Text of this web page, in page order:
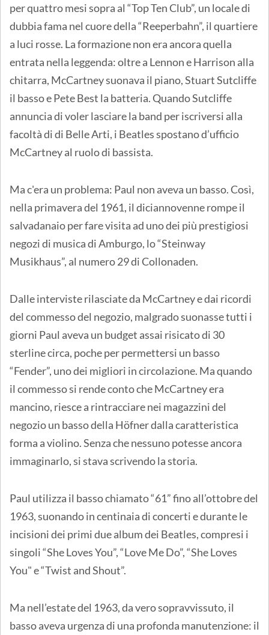
per quattro mesi sopra al “Top Ten Club”, un locale di
dubbia fama nel cuore della “Reeperbahn”, il quartiere
a luci rosse. La formazione non era ancora quella
entrata nella leggenda: oltre a Lennon e Harrison alla
chitarra, McCartney suonava il piano, Stuart Sutcliffe
il basso e Pete Best la batteria. Quando Sutcliffe
annuncia di voler lasciare la band per iscriversi alla
facoltà di di Belle Arti, i Beatles spostano d’ufficio
McCartney al ruolo di bassista.
Ma c'era un problema: Paul non aveva un basso. Così,
nella primavera del 1961, il diciannovenne rompe il
salvadanaio per fare visita ad uno dei più prestigiosi
negozi di musica di Amburgo, lo “Steinway
Musikhaus”, al numero 29 di Collonaden.
Dalle interviste rilasciate da McCartney e dai ricordi
del commesso del negozio, malgrado suonasse tutti i
giorni Paul aveva un budget assai risicato di 30
sterline circa, poche per permettersi un basso
“Fender”, uno dei migliori in circolazione. Ma quando
il commesso si rende conto che McCartney era
mancino, riesce a rintracciare nei magazzini del
negozio un basso della Höfner dalla caratteristica
forma a violino. Senza che nessuno potesse ancora
immaginarlo, si stava scrivendo la storia.
Paul utilizza il basso chiamato “61” fino all’ottobre del
1963, suonando in centinaia di concerti e durante le
incisioni dei primi due album dei Beatles, compresi i
singoli “She Loves You”, “Love Me Do”, “She Loves
You" e “Twist and Shout”.
Ma nell’estate del 1963, da vero sopravvissuto, il
basso aveva urgenza di una profonda manutenzione: il